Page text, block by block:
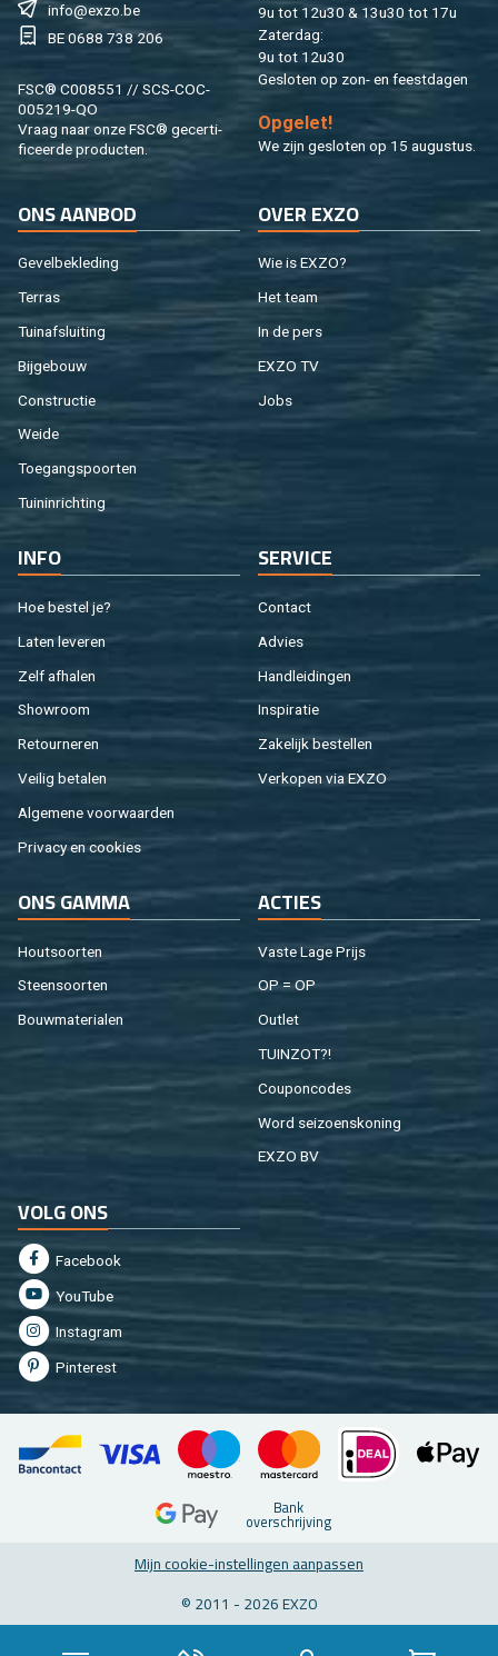
info@​exzo.​be
BE 0688 738 206
FSC® C008551 // SCS-COC-
005219-QO
Vraag naar onze FSC® ge­cer­ti­
fi­ceer­de pro­duc­ten.
9u tot 12u30 & 13u30 tot 17u
Za­ter­dag:
9u tot 12u30
Ge­slo­ten op zon- en feest­da­gen
Op­ge­let!
We zijn ge­slo­ten op 15 au­gus­tus.
ONS AAN­BOD
Ge­vel­be­kle­ding
Ter­ras
Tuin­af­slui­ting
Bij­ge­bouw
Con­struc­tie
Weide
Toe­gangs­poor­ten
Tuin­in­rich­ting
OVER EXZO
Wie is EXZO?
Het team
In de pers
EXZO TV
Jobs
INFO
Hoe be­stel je?
Laten le­ve­ren
Zelf af­ha­len
Show­room
Re­tour­ne­ren
Vei­lig be­ta­len
Al­ge­me­ne voor­waar­den
Pri­va­cy en coo­kies
SER­VI­CE
Con­tact
Ad­vies
Hand­lei­din­gen
In­spi­ra­tie
Za­ke­lijk be­stel­len
Ver­ko­pen via EXZO
ONS GAMMA
Hout­soor­ten
Steen­soor­ten
Bouw­ma­te­ri­a­len
AC­TIES
Vaste Lage Prijs
OP = OP
Out­let
TUIN­ZOT?!
Cou­pon­co­des
Word sei­zoens­ko­ning
EXZO BV
VOLG ONS
Fa­cebook
You­Tu­be
In­st­agram
Pin­te­rest
Bank
over­schrij­ving
Mijn coo­kie-in­stel­lin­gen aan­pas­sen
© 2011 - 2026 EXZO